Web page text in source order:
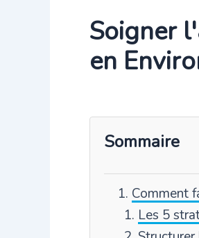
Soigner
en
Sommaire
Comment
Les 5